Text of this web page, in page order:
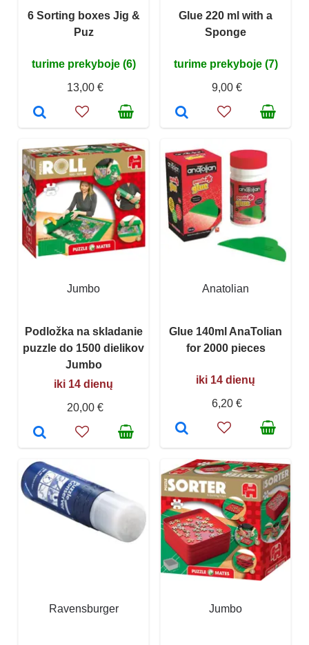
6 Sorting boxes Jig &
Puz
turime prekyboje (6)
13,00 €
Glue 220 ml with a
Sponge
turime prekyboje (7)
9,00 €
Jumbo
Podložka na skladanie
puzzle do 1500 dielikov
Jumbo
iki 14 dienų
20,00 €
Anatolian
Glue 140ml AnaTolian
for 2000 pieces
iki 14 dienų
6,20 €
Ravensburger Jumbo